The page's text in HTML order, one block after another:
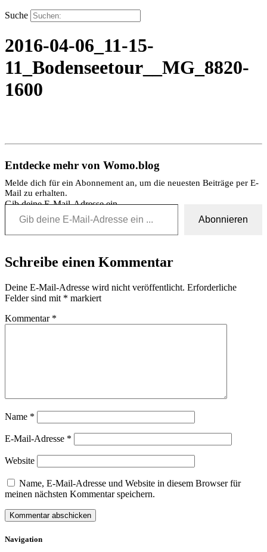
Suche
2016-04-06_11-15-
11_Bodenseetour__MG_8820-
1600
Entdecke mehr von Womo.blog
Melde dich für ein Abonnement an, um die neuesten Beiträge per E-
Mail zu erhalten.
Gib deine E-Mail-Adresse ein ...
Abonnieren
Schreibe einen Kommentar
Deine E-Mail-Adresse wird nicht veröffentlicht. Erforderliche
Felder sind mit * markiert
Kommentar *
Name *
E-Mail-Adresse *
Website
Name, E-Mail-Adresse und Website in diesem Browser für
meinen nächsten Kommentar speichern.
Navigation